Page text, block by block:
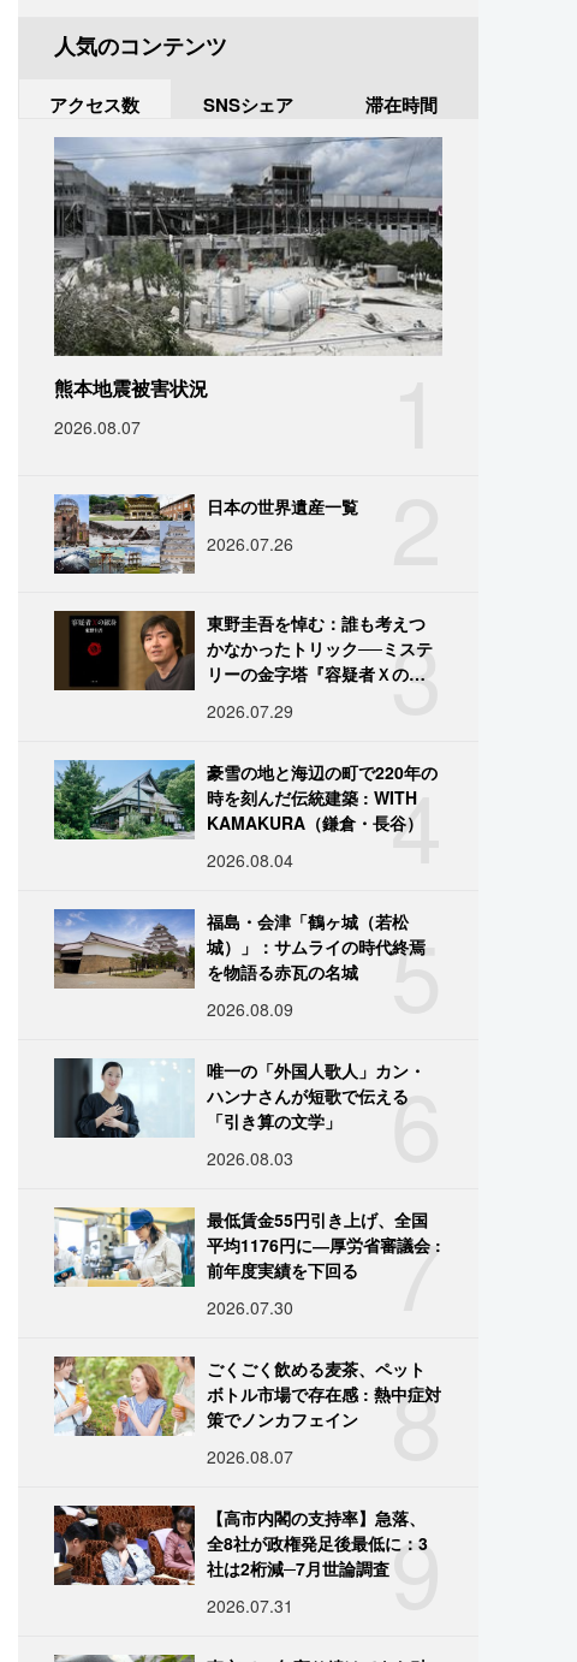
人気のコンテンツ
アクセス数 SNSシェア 滞在時間
熊本地震被害状況
2026.08.07
日本の世界遺産一覧
2026.07.26
3
東野圭吾を悼む：誰も考えつ
かなかったトリック──ミステ
リーの金字塔『容疑者Ｘの献
2026.07.29
4
豪雪の地と海辺の町で220年の
時を刻んだ伝統建築 : WITH
KAMAKURA（鎌倉・長谷）
2026.08.04
5
福島・会津「鶴ヶ城（若松
城）」：サムライの時代終焉
を物語る赤瓦の名城
2026.08.09
6
唯一の「外国人歌人」カン・
ハンナさんが短歌で伝える
「引き算の文学」
2026.08.03
7
最低賃金55円引き上げ、全国
平均1176円に―厚労省審議会 :
前年度実績を下回る
2026.07.30
8
ごくごく飲める麦茶、ペット
ボトル市場で存在感 : 熱中症対
策でノンカフェイン
2026.08.07
9
【高市内閣の支持率】急落、
全8社が政権発足後最低に：3
社は2桁減─7月世論調査
2026.07.31